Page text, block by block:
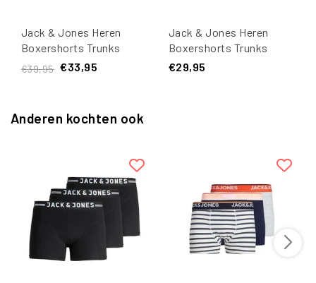
Jack & Jones Heren
Boxershorts Trunks
JACCLAUS 5-Pack
€39,95 €33,95
Jack & Jones Heren
Boxershorts Trunks
JACMASON Flower 3-
€29,95
Anderen kochten ook